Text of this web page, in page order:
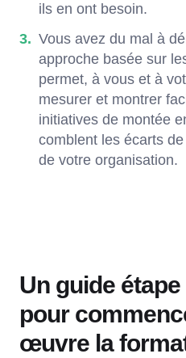
ils en ont besoin.
Vous avez du mal à
approche basée sur
permet, à vous et à
mesurer et montrer
initiatives de montée
comblent les écarts
de votre organisation.
Un guide
pour
œuvre la